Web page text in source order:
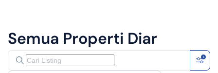
Semua Properti Diar
1